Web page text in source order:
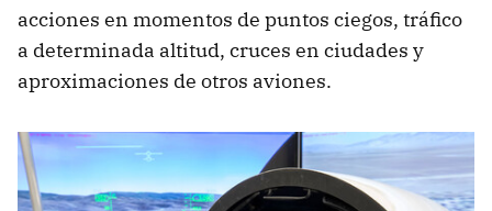
acciones en momentos de puntos ciegos, tráfico
a determinada altitud, cruces en ciudades y
aproximaciones de otros aviones.